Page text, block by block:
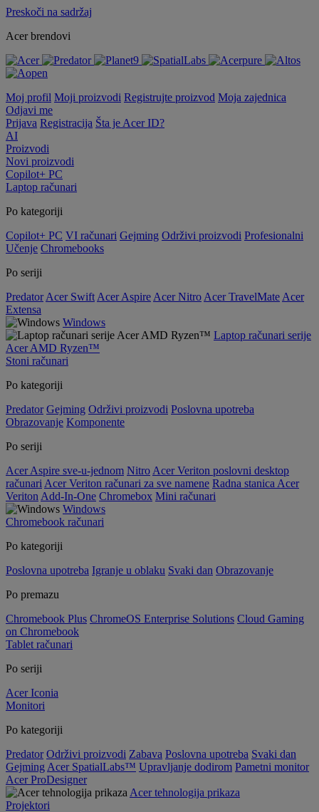
Preskoči na sadržaj
Acer brendovi
Moj profil Moji proizvodi Registrujte proizvod Moja zajednica
Odjavi me
Prijava Registracija Šta je Acer ID?
AI
Proizvodi
Novi proizvodi
Copilot+ PC
Laptop računari
Po kategoriji
Copilot+ PC VI računari Gejming Održivi proizvodi Profesionalni
Učenje Chromebooks
Po seriji
Predator Acer Swift Acer Aspire Acer Nitro Acer TravelMate Acer
Extensa
Windows
Laptop računari serije
Acer AMD Ryzen™
Stoni računari
Po kategoriji
Predator Gejming Održivi proizvodi Poslovna upotreba
Obrazovanje Komponente
Po seriji
Acer Aspire sve-u-jednom Nitro Acer Veriton poslovni desktop
računari Acer Veriton računari za sve namene Radna stanica Acer
Veriton Add-In-One Chromebox Mini računari
Windows
Chromebook računari
Po kategoriji
Poslovna upotreba Igranje u oblaku Svaki dan Obrazovanje
Po premazu
Chromebook Plus ChromeOS Enterprise Solutions Cloud Gaming
on Chromebook
Tablet računari
Po seriji
Acer Iconia
Monitori
Po kategoriji
Predator Održivi proizvodi Zabava Poslovna upotreba Svaki dan
Gejming Acer SpatialLabs™ Upravljanje dodirom Pametni monitor
Acer ProDesigner
Acer tehnologija prikaza
Projektori